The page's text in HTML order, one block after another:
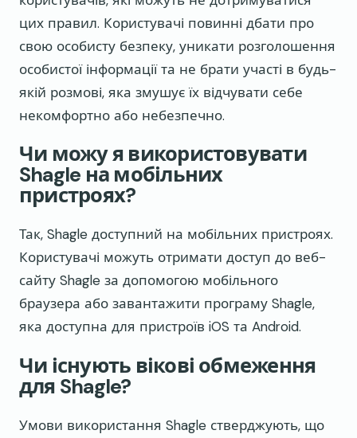
цих правил. Користувачі повинні дбати про
свою особисту безпеку, уникати розголошення
особистої інформації та не брати участі в будь-
якій розмові, яка змушує їх відчувати себе
некомфортно або небезпечно.
Чи можу я використовувати
Shagle на мобільних
пристроях?
Так, Shagle доступний на мобільних пристроях.
Користувачі можуть отримати доступ до веб-
сайту Shagle за допомогою мобільного
браузера або завантажити програму Shagle,
яка доступна для пристроїв iOS та Android.
Чи існують вікові обмеження
для Shagle?
Умови використання Shagle стверджують, що